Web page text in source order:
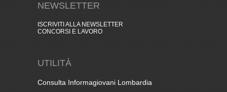
NEWSLETTER
ISCRIVITI ALLA NEWSLETTER
CONCORSI E LAVORO
UTILITÀ
Consulta Informagiovani Lombardia